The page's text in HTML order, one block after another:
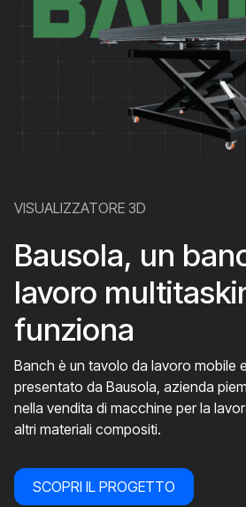
VISUALIZZATORE 3D
Bausola, un
lavoro
funziona
Banch è un tavolo da lavoro mobile
presentato da Bausola, azienda
nella vendita di macchine per la
altri materiali compositi.
SCOPRI IL PROGETTO